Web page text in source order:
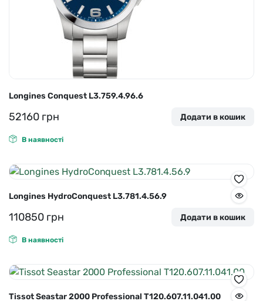
Longines Conquest L3.759.4.96.6
52160 грн Додати в кошик
В наявності
Longines HydroConquest L3.781.4.56.9
110850 грн Додати в кошик
В наявності
Tissot Seastar 2000 Professional T120.607.11.041.00